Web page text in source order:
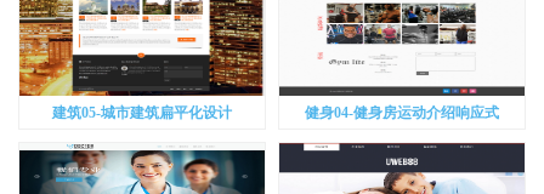
建筑05-城市建筑扁平化设计 健身04-健身房运动介绍响应式